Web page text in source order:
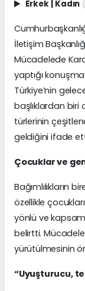
Erkek | Kadın
İletişim
Mücadelede
yaptığı
Türkiye’nin
başlıklardan biri
türlerinin
geldiğini ifade
Çocuklar ve
Bağımlılıkların
özellikle
yönlü ve
belirtti.
yürütülmesinin
“Uyuşturucu,